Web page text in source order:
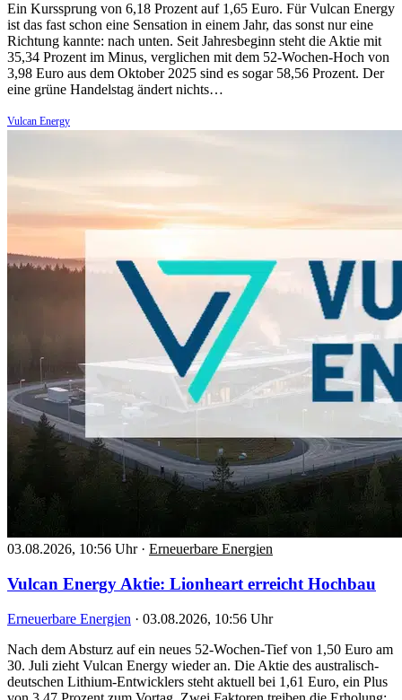
Ein Kurssprung von 6,18 Prozent auf 1,65 Euro. Für Vulcan Energy
ist das fast schon eine Sensation in einem Jahr, das sonst nur eine
Richtung kannte: nach unten. Seit Jahresbeginn steht die Aktie mit
35,34 Prozent im Minus, verglichen mit dem 52-Wochen-Hoch von
3,98 Euro aus dem Oktober 2025 sind es sogar 58,56 Prozent. Der
eine grüne Handelstag ändert nichts…
Vulcan Energy
03.08.2026, 10:56 Uhr · Erneuerbare Energien
Vulcan Energy Aktie: Lionheart erreicht Hochbau
Erneuerbare Energien · 03.08.2026, 10:56 Uhr
Nach dem Absturz auf ein neues 52-Wochen-Tief von 1,50 Euro am
30. Juli zieht Vulcan Energy wieder an. Die Aktie des australisch-
deutschen Lithium-Entwicklers steht aktuell bei 1,61 Euro, ein Plus